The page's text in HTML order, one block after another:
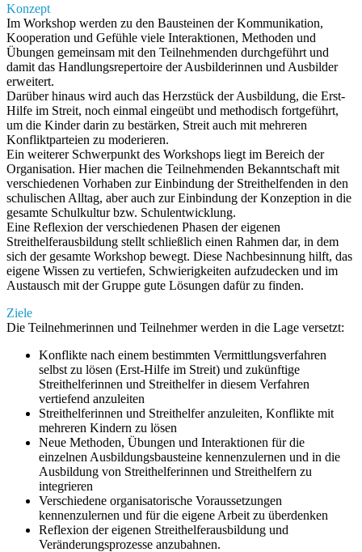
Konzept
Im Workshop werden zu den Bausteinen der Kommunikation,
Kooperation und Gefühle viele Interaktionen, Methoden und
Übungen gemeinsam mit den Teilnehmenden durchgeführt und
damit das Handlungsrepertoire der Ausbilderinnen und Ausbilder
erweitert.
Darüber hinaus wird auch das Herzstück der Ausbildung, die Erst-
Hilfe im Streit, noch einmal eingeübt und methodisch fortgeführt,
um die Kinder darin zu bestärken, Streit auch mit mehreren
Konfliktparteien zu moderieren.
Ein weiterer Schwerpunkt des Workshops liegt im Bereich der
Organisation. Hier machen die Teilnehmenden Bekanntschaft mit
verschiedenen Vorhaben zur Einbindung der Streithelfenden in den
schulischen Alltag, aber auch zur Einbindung der Konzeption in die
gesamte Schulkultur bzw. Schulentwicklung.
Eine Reflexion der verschiedenen Phasen der eigenen
Streithelferausbildung stellt schließlich einen Rahmen dar, in dem
sich der gesamte Workshop bewegt. Diese Nachbesinnung hilft, das
eigene Wissen zu vertiefen, Schwierigkeiten aufzudecken und im
Austausch mit der Gruppe gute Lösungen dafür zu finden.
Ziele
Die Teilnehmerinnen und Teilnehmer werden in die Lage versetzt:
Konflikte nach einem bestimmten Vermittlungsverfahren
selbst zu lösen (Erst-Hilfe im Streit) und zukünftige
Streithelferinnen und Streithelfer in diesem Verfahren
vertiefend anzuleiten
Streithelferinnen und Streithelfer anzuleiten, Konflikte mit
mehreren Kindern zu lösen
Neue Methoden, Übungen und Interaktionen für die
einzelnen Ausbildungsbausteine kennenzulernen und in die
Ausbildung von Streithelferinnen und Streithelfern zu
integrieren
Verschiedene organisatorische Voraussetzungen
kennenzulernen und für die eigene Arbeit zu überdenken
Reflexion der eigenen Streithelferausbildung und
Veränderungsprozesse anzubahnen.